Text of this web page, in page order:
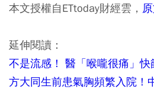
本文授權自ETtoday財經雲，
延伸閱讀：
不是流感！ 醫「喉嚨很痛」快
方大同生前患氣胸頻繁入院！